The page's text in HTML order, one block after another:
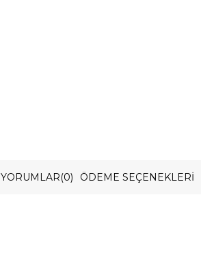
YORUMLAR(0) ÖDEME SEÇENEKLERI